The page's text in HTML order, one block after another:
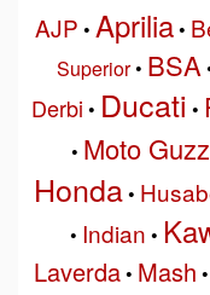
AJP • Aprilia•
Superior• BSA
Derbi • Ducati •
• Moto
Honda•
• Indian •
Laverda• Mash •